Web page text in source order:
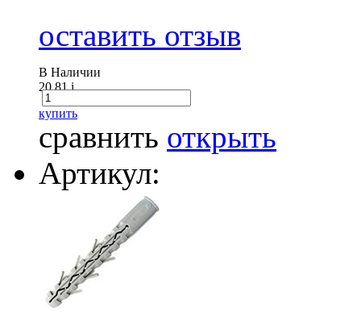
оставить отзыв
В Наличии
20.81i
купить
сравнить открыть
Артикул: